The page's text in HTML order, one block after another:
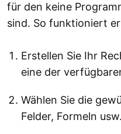
für den keine
sind. So funktioniert
Erstellen Sie Ihr
eine der
Wählen Sie die
Felder, Formeln